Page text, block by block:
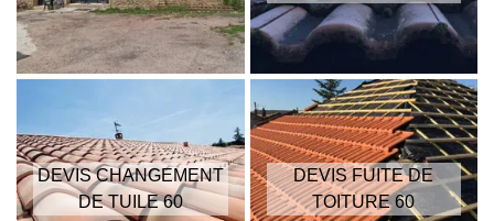
DEVIS CHANGEMENT
DE TUILE 60
DEVIS FUITE DE
TOITURE 60